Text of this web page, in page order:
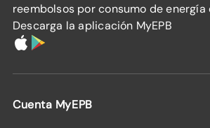
reembolsos por consumo de energía
Descarga la aplicación MyEPB
Cuenta MyEPB